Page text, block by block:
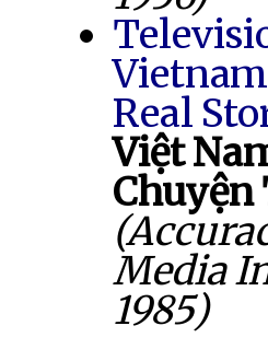
Real
Việt
Chuyện
Media
1985)